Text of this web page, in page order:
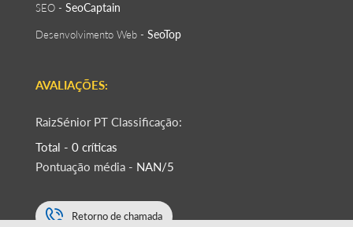
SEO - SeoСaptain
Desenvolvimento Web - SeoTop
AVALIAÇÕES:
RaizSénior PT Classificação:
Total - 0 críticas
Pontuação média - NAN/5
Retorno de chamada